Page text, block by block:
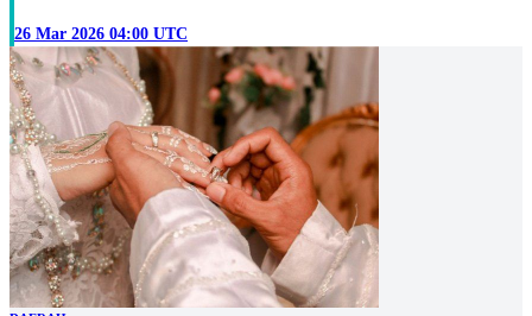
26 Mar 2026 04:00 UTC